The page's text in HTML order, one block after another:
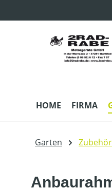
HOME FIRMA
Garten